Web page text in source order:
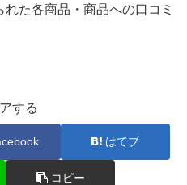
た各商品・商品への口コミ
する
はてブ
コピー